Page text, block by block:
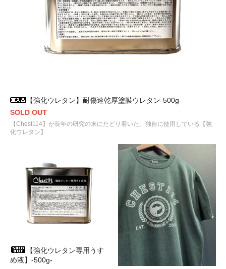
【強化ウレタン】耐傷速乾厚塗膜ウレタン-500g-
SOLD OUT
【Chest114】が長年の研究の末にたどり着いた、独自に使用している【強
化ウレタン】
【強化ウレタン専用うす
め液】-500g-